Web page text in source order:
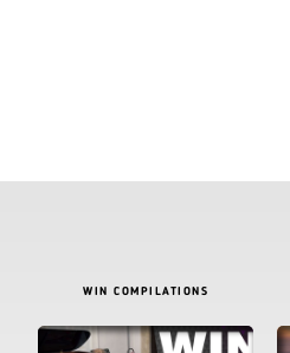
WIN COMPILATIONS